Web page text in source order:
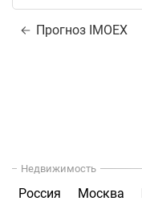
Прогноз IMOEX
Недвижимость
Россия Москва